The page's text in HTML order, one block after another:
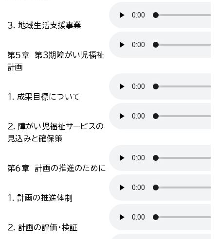
３．地域生活支援事業
第５章 第３期障がい児福祉
計画
１．成果目標について
２．障がい児福祉サービスの
見込みと確保策
第６章 計画の推進のために
１．計画の推進体制
２．計画の評価・検証